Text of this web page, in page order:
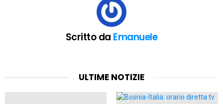
Scritto da Emanuele
ULTIME NOTIZIE